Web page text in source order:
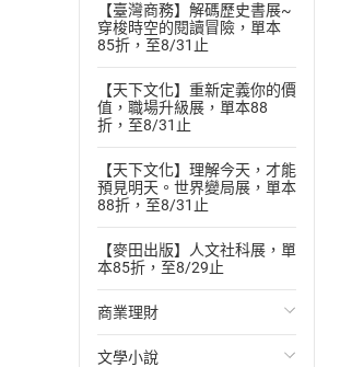
【臺灣商務】解碼歷史書展~
穿梭時空的閱讀冒險，單本
85折，至8/31止
【天下文化】重新定義你的價
值，職場升級展，單本88
折，至8/31止
【天下文化】理解今天，才能
預見明天。世界變局展，單本
88折，至8/31止
【麥田出版】人文社科展，單
本85折，至8/29止
商業理財
投資理財
文學小說